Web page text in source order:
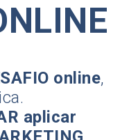
online,
aplicar